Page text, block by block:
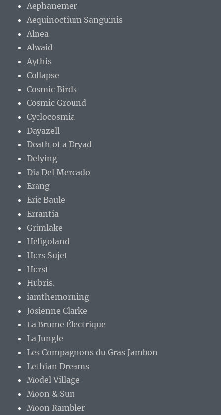
Aephanemer
Aequinoctium Sanguinis
Alnea
Alwaid
Aythis
Collapse
Cosmic Birds
Cosmic Ground
Cyclocosmia
Dayazell
Death of a Dryad
Defying
Dia Del Mercado
Erang
Eric Baule
Errantia
Grimlake
Heligoland
Hors Sujet
Horst
Hubris.
iamthemorning
Josienne Clarke
La Brume Électrique
La Jungle
Les Compagnons du Gras Jambon
Lethian Dreams
Model Village
Moon & Sun
Moon Rambler